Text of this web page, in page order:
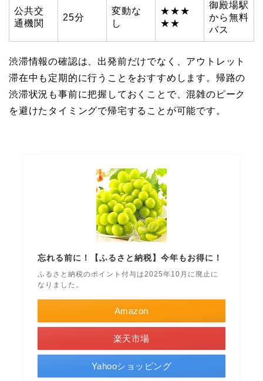
公共交
通機関
25分
変動な
し
★★★
★★
御殿場駅
から無料
バス
渋滞情報の確認は、出発前だけでなく、アウトレット
滞在中も定期的に行うことをおすすめします。帰路の
渋滞状況も事前に把握しておくことで、混雑のピーク
を避けたタイミングで帰宅することが可能です。
忘れる前に！【ふるさと納税】今年もお得に！
ふるさと納税のポイント付与は2025年10月に廃止に
なりました。
Amazon
楽天市場
Yahooショッピング